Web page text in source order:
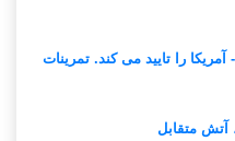
را تایید می کند. تمرینات